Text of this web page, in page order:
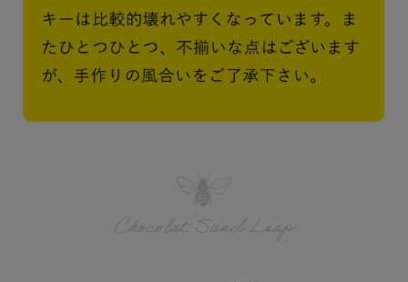
Chocolat Sand Leap